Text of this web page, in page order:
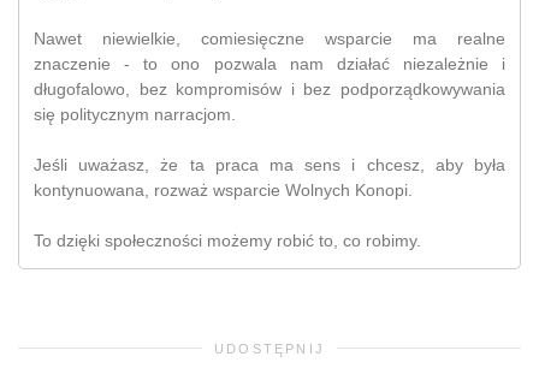
Nawet niewielkie, comiesięczne wsparcie ma realne
znaczenie - to ono pozwala nam działać niezależnie i
długofalowo, bez kompromisów i bez podporządkowywania
się politycznym narracjom.
Jeśli uważasz, że ta praca ma sens i chcesz, aby była
kontynuowana, rozważ wsparcie Wolnych Konopi.
To dzięki społeczności możemy robić to, co robimy.
UDOSTĘPNIJ